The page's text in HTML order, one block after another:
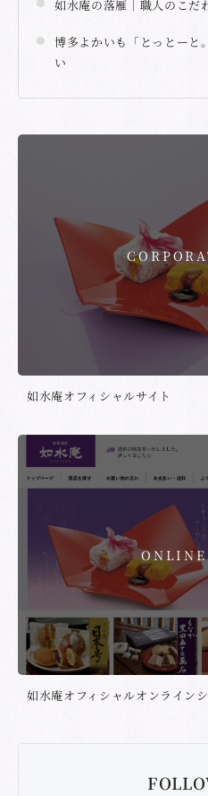
如水庵の落雁｜職人のこだ
博多よかいも「とっとーと
い
如水庵オフィシャルサイト
如水庵オフィシャルオンライン